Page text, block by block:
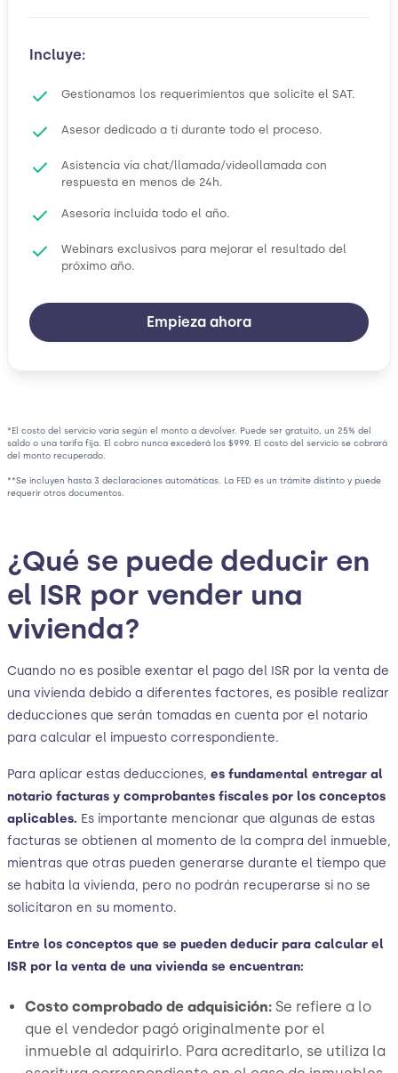
Incluye:
Gestionamos los requerimientos que solicite el SAT.
Asesor dedicado a ti durante todo el proceso.
Asistencia vía chat/llamada/videollamada con
respuesta en menos de 24h.
Asesoría incluida todo el año.
Webinars exclusivos para mejorar el resultado del
próximo año.
Empieza ahora
*El costo del servicio varía según el monto a devolver. Puede ser gratuito, un 25% del
saldo o una tarifa fija. El cobro nunca excederá los $999. El costo del servicio se cobrará
del monto recuperado.
**Se incluyen hasta 3 declaraciones automáticas. La FED es un trámite distinto y puede
requerir otros documentos.
¿Qué se puede deducir en
el ISR por vender una
vivienda?
Cuando no es posible exentar el pago del ISR por la venta de
una vivienda debido a diferentes factores, es posible realizar
deducciones que serán tomadas en cuenta por el notario
para calcular el impuesto correspondiente.
Para aplicar estas deducciones, es fundamental entregar al
notario facturas y comprobantes fiscales por los conceptos
aplicables. Es importante mencionar que algunas de estas
facturas se obtienen al momento de la compra del inmueble,
mientras que otras pueden generarse durante el tiempo que
se habita la vivienda, pero no podrán recuperarse si no se
solicitaron en su momento.
Entre los conceptos que se pueden deducir para calcular el
ISR por la venta de una vivienda se encuentran:
Costo comprobado de adquisición: Se refiere a lo
que el vendedor pagó originalmente por el
inmueble al adquirirlo. Para acreditarlo, se utiliza la